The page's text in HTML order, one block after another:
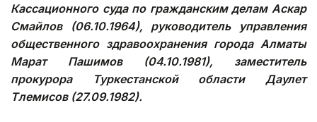
Кассационного суда по гражданским делам Аскар
Смайлов (06.10.1964), руководитель управления
общественного здравоохранения города Алматы
Марат Пашимов (04.10.1981), заместитель
прокурора Туркестанской области Даулет
Тлемисов (27.09.1982).